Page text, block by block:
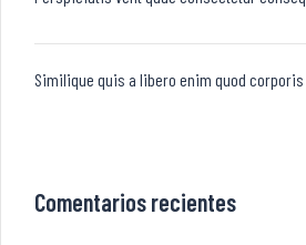
Similique quis a libero enim quod corporis
Comentarios recientes